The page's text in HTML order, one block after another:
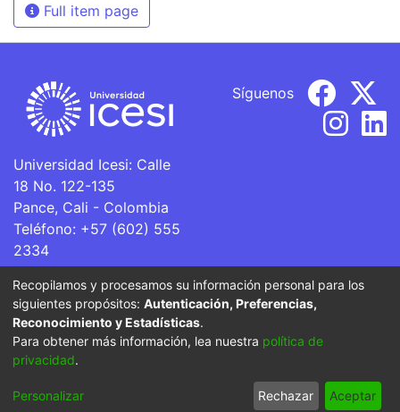
Full item page
Universidad Icesi: Calle
18 No. 122-135
Pance, Cali - Colombia
Teléfono: +57 (602) 555
2334
ventanillaunica@icesi.edu.co
Síguenos
La Universidad Icesi es una Institución de Educación
Superior que se encuentra sujeta a inspección y vigilancia
por parte del Ministerio de Educación Nacional.
Cookie
End User
Agreement
Send
Feedback
Recopilamos y procesamos su información personal para los
siguientes propósitos: Autenticación, Preferencias,
Reconocimiento y Estadísticas.
Para obtener más información, lea nuestra política de
privacidad.
Personalizar Rechazar Aceptar